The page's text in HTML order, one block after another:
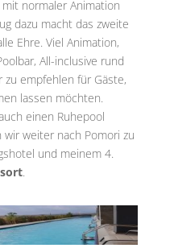
normaler Animation
dazu macht das zweite
Ehre. Viel Animation,
All-inclusive rund
zu empfehlen für Gäste,
lassen möchten.
einen Ruhepool
weiter nach Pomori zu
und meinem 4.
.